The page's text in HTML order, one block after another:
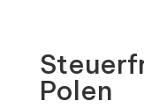
Polen